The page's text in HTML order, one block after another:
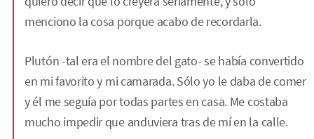
menciono la cosa porque acabo de recordarla.
Plutón -tal era el nombre del gato- se había convertido
en mi favorito y mi camarada. Sólo yo le daba de comer
y él me seguía por todas partes en casa. Me costaba
mucho impedir que anduviera tras de mí en la calle.